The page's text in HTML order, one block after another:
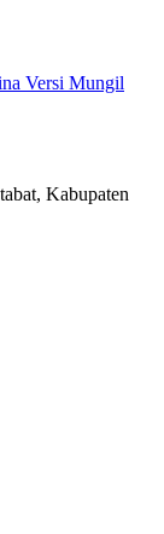
Versi Mungil
Kabupaten